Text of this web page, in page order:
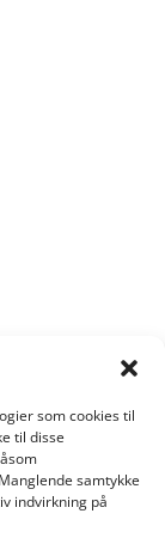
som cookies til
til disse
samtykke
indvirkning på